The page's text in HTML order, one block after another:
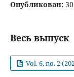
Опубликован:
Весь выпуск
Vol. 6, no. 2